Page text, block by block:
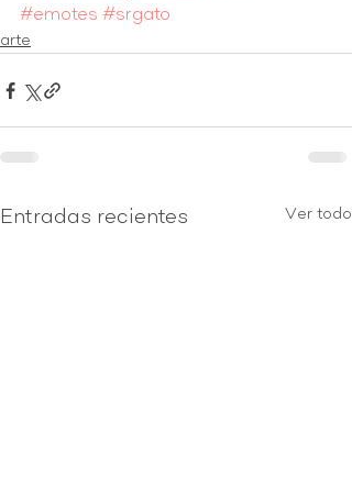
#emotes #srgato
arte
Entradas recientes Ver todo